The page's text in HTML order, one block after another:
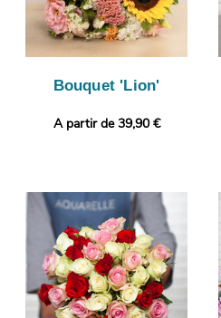
Bouquet 'Lion'
A partir de 39,90 €